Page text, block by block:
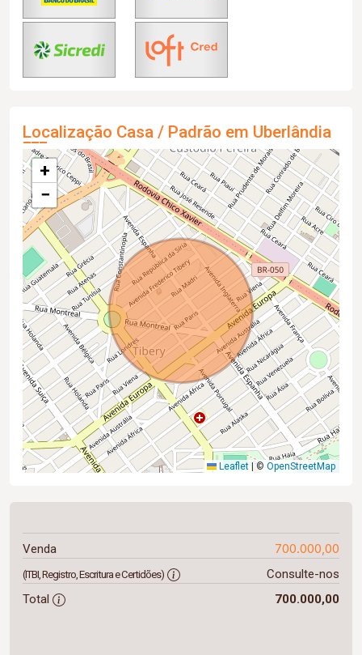
Localização Casa / Padrão em Uberlândia
+
−
Leaflet | © OpenStreetMap
Venda 700.000,00
(ITBI, Registro, Escritura e Certidões)
Consulte-nos
Total
700.000,00